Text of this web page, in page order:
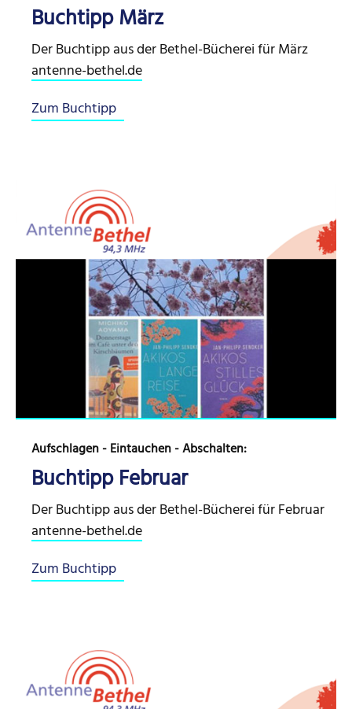
Buchtipp März
Der Buchtipp aus der Bethel-Bücherei für März
antenne-bethel.de
Zum Buchtipp
Aufschlagen - Eintauchen - Abschalten:
Buchtipp Februar
Der Buchtipp aus der Bethel-Bücherei für Februar
antenne-bethel.de
Zum Buchtipp